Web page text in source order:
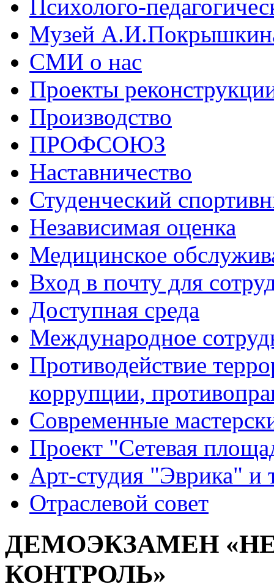
Психолого-
Музей
СМИ о нас
Проекты
Производство
ПРОФСОЮЗ
Наставничество
Студенческий
Независимая оценка
Медицинское
Вход в почту для
Доступная среда
Международное
Противодействие
коррупции,
Современные
Проект "Сетевая
Арт-студия "Эврика" и
Отраслевой совет
ДЕМОЭКЗАМЕН
КОНТРОЛЬ»